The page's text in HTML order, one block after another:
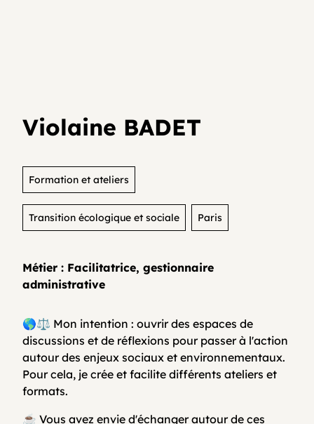
Coopératifs!
Organisme de formation
Contactez-nous
FAQ
Violaine BADET
Formation et ateliers
Transition écologique et sociale Paris
Métier : Facilitatrice, gestionnaire
administrative
🌎⚖️ Mon intention : ouvrir des espaces de
discussions et de réflexions pour passer à l'action
autour des enjeux sociaux et environnementaux.
Pour cela, je crée et facilite différents ateliers et
formats.
☕ Vous avez envie d'échanger autour de ces